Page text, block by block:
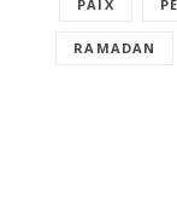
PAIX
RAMADAN